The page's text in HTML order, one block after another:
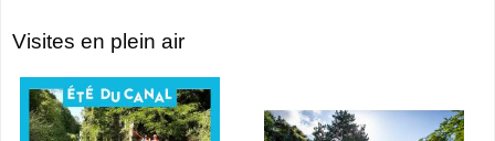
Visites en plein air